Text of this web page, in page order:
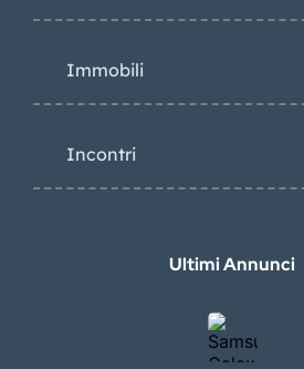
Immobili
Incontri
Ultimi Annunci